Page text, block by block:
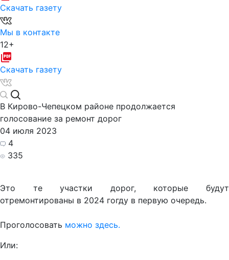
Скачать газету
Мы в контакте
12+
Скачать газету
В Кирово-Чепецком районе продолжается
голосование за ремонт дорог
04 июля 2023
4
335
Это те участки дорог, которые будут
отремонтированы в 2024 гогду в первую очередь.
Проголосовать можно здесь.
Или: